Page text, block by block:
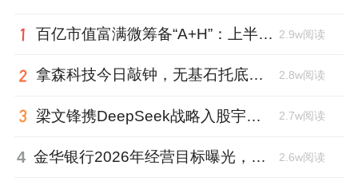
百亿市值富满微筹备“A+H”：上半年净利大增353%，99年董秘、01年证代上位 2.9w阅读
拿森科技今日敲钟，无基石托底，上市市值超百亿 2.8w阅读
梁文锋携DeepSeek战略入股宇树科技，斥资1.4亿锁定3年 2.7w阅读
4 金华银行2026年经营目标曝光，张宁忙着转让不良贷款 2.6w阅读